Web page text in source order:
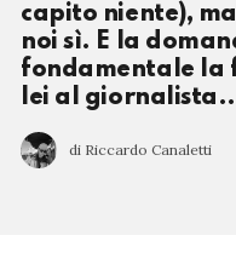
capito niente), ma
noi sì. E la
fondamentale la
lei al
di Riccardo Canaletti